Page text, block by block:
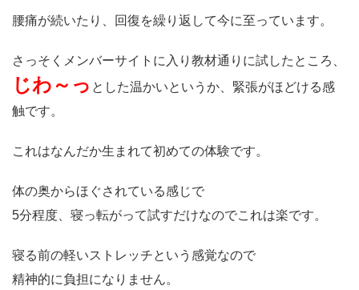
腰痛が続いたり、回復を繰り返して今に至っています。
さっそくメンバーサイトに入り教材通りに試したところ、
じわ～っ とした温かいというか、緊張がほどける感
触です。
これはなんだか生まれて初めての体験です。
体の奥からほぐされている感じで
5分程度、寝っ転がって試すだけなのでこれは楽です。
寝る前の軽いストレッチという感覚なので
精神的に負担になりません。